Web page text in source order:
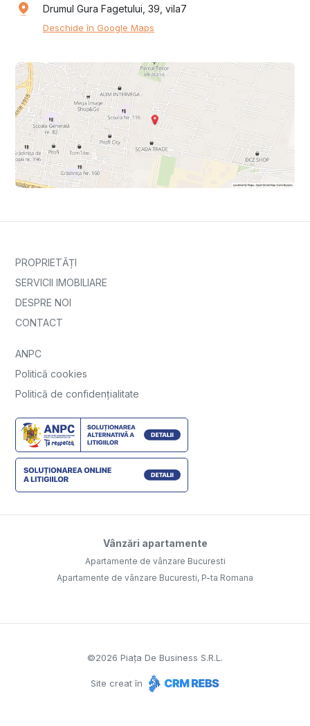
Drumul Gura Fagetului, 39, vila7
Deschide în Google Maps
PROPRIETĂȚI
SERVICII IMOBILIARE
DESPRE NOI
CONTACT
ANPC
Politică cookies
Politică de confidențialitate
Vânzări apartamente
Apartamente de vânzare Bucuresti
Apartamente de vânzare Bucuresti, P-ta Romana
©2026 Piața De Business S.R.L.
Site creat în